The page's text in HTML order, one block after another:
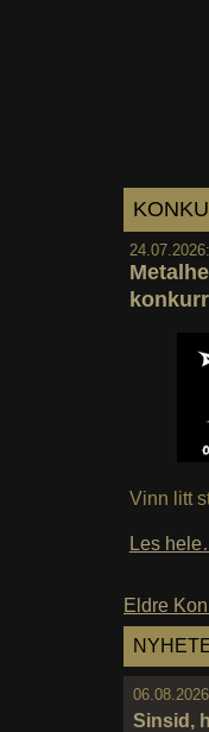
24.07.2026:
Vinn litt
Les
Eldre
Sinsid,